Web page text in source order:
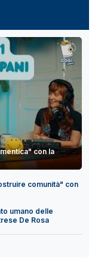
con la
comunità" con
umano delle
De Rosa